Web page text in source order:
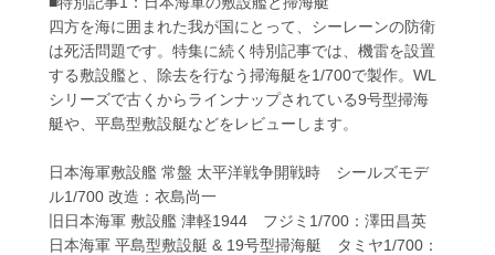
四方を海に囲まれた我が国にとって、シーレーンの防衛
は死活問題です。特集に続く特別記事では、機雷を設置
する敷設艦と、除去を行なう掃海艇を1/700で製作。WL
シリーズで古くからラインナップされている9号型掃海
艇や、平島型敷設艇などをレビューします。
日本海軍敷設艦 常盤 太平洋戦争開戦時 シールズモデ
ル1/700 改造：衣島尚一
旧日本海軍 敷設艦 津軽1944 フジミ1/700：澤田昌英
日本海軍 平島型敷設艇 & 19号型掃海艇 タミヤ1/700：